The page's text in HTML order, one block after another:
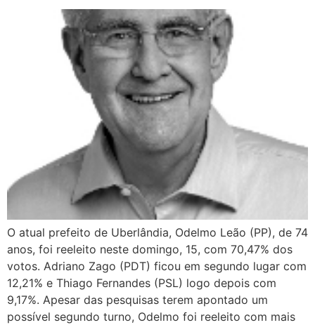
O atual prefeito de Uberlândia, Odelmo Leão (PP), de 74
anos, foi reeleito neste domingo, 15, com 70,47% dos
votos. Adriano Zago (PDT) ficou em segundo lugar com
12,21% e Thiago Fernandes (PSL) logo depois com
9,17%. Apesar das pesquisas terem apontado um
possível segundo turno, Odelmo foi reeleito com mais